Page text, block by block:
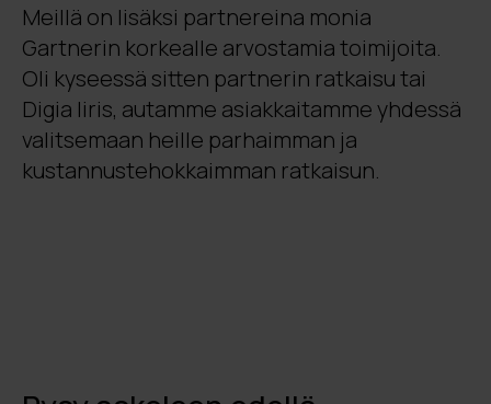
Meillä on lisäksi partnereina monia
Gartnerin korkealle arvostamia toimijoita.
Oli kyseessä sitten partnerin ratkaisu tai
Digia Iiris, autamme asiakkaitamme yhdessä
valitsemaan heille parhaimman ja
kustannustehokkaimman ratkaisun.